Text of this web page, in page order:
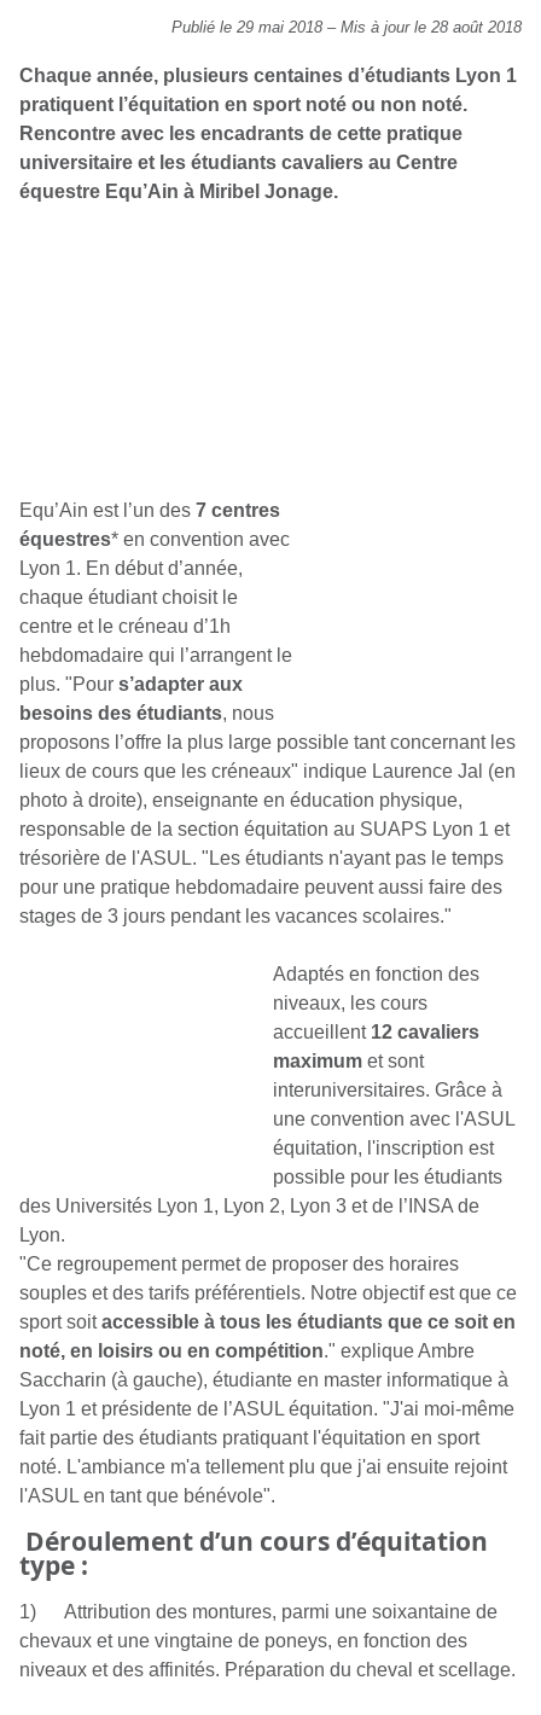
Publié le 29 mai 2018 – Mis à jour le 28 août 2018
Chaque année, plusieurs centaines d’étudiants Lyon 1
pratiquent l’équitation en sport noté ou non noté.
Rencontre avec les encadrants de cette pratique
universitaire et les étudiants cavaliers au Centre
équestre Equ’Ain à Miribel Jonage.
Equ’Ain est l’un des 7 centres
équestres* en convention avec
Lyon 1. En début d’année,
chaque étudiant choisit le
centre et le créneau d’1h
hebdomadaire qui l’arrangent le
plus. "Pour s’adapter aux
besoins des étudiants, nous
proposons l’offre la plus large possible tant concernant les
lieux de cours que les créneaux" indique Laurence Jal (en
photo à droite), enseignante en éducation physique,
responsable de la section équitation au SUAPS Lyon 1 et
trésorière de l'ASUL. "Les étudiants n'ayant pas le temps
pour une pratique hebdomadaire peuvent aussi faire des
stages de 3 jours pendant les vacances scolaires."
Adaptés en fonction des
niveaux, les cours
accueillent 12 cavaliers
maximum et sont
interuniversitaires. Grâce à
une convention avec l'ASUL
équitation, l'inscription est
possible pour les étudiants
des Universités Lyon 1, Lyon 2, Lyon 3 et de l’INSA de
Lyon.
"Ce regroupement permet de proposer des horaires
souples et des tarifs préférentiels. Notre objectif est que ce
sport soitaccessible à tous les étudiants que ce soit en
noté, en loisirs ou en compétition." explique Ambre
Saccharin (à gauche), étudiante en master informatique à
Lyon 1 et présidente de l’ASUL équitation. "J'ai moi-même
fait partie des étudiants pratiquant l'équitation en sport
noté. L'ambiance m'a tellement plu que j'ai ensuite rejoint
l'ASUL en tant que bénévole".
Déroulement d’un cours d’équitation
type :
1) Attribution des montures, parmi une soixantaine de
chevaux et une vingtaine de poneys, en fonction des
niveaux et des affinités. Préparation du cheval et scellage.